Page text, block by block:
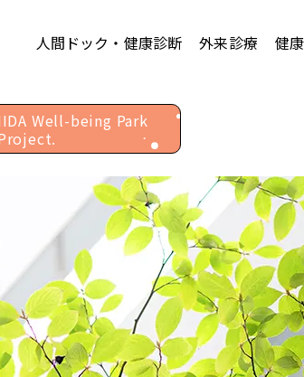
人間ドック・健康診断 外来診療 健
Well-being Park